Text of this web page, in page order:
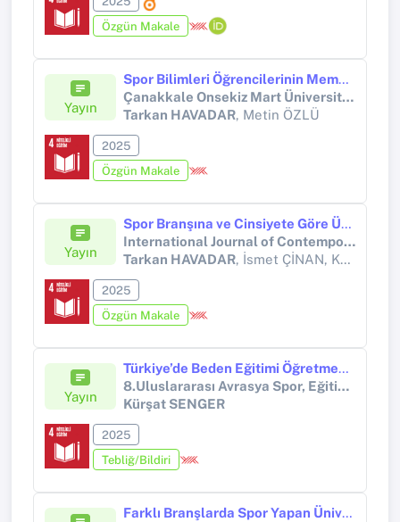
Özgün Makale
Yayın
Spor Bilimleri Öğrencilerinin Memnuniyet ve Hizmet kalitesi Algıları ile Yatay Geçiş Süreçlerine Yönelik Tutumları
Çanakkale Onsekiz Mart Üniversitesi Spor Bilimleri Dergisi
Tarkan HAVADAR, Metin ÖZLÜ
2025
Özgün Makale
Yayın
Spor Branşına ve Cinsiyete Göre Üniversite Öğrencilerinin Sosyal Yalnızlık ve Spora Katılım Motivasyonu Düzeyleri Arasındaki İlişkinin İncelenmesi
International Journal of Contemporary Educational Studies (IntJCES)
Tarkan HAVADAR, İsmet ÇİNAN, Kadir CEVHEROĞLU
2025
Özgün Makale
Yayın
Türkiye’de Beden Eğitimi Öğretmeni Yetiştirme Politikaları: Tarihsel ve Güncel Bir Değerlendirme
8.Uluslararası Avrasya Spor, Eğitim ve Toplum Kongresi
Kürşat SENGER
2025
Tebliğ/Bildiri
Farklı Branşlarda Spor Yapan Üniversite Düzeyindeki Öğrencilerin Güdülenme Düzeylerinin İncelenmesi